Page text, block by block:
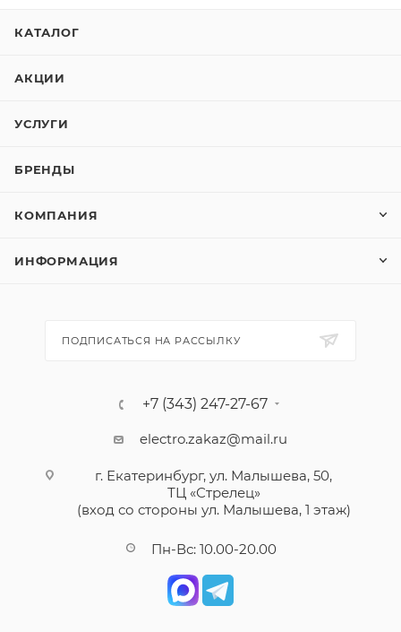
КАТАЛОГ
АКЦИИ
УСЛУГИ
БРЕНДЫ
КОМПАНИЯ
ИНФОРМАЦИЯ
ПОДПИСАТЬСЯ НА РАССЫЛКУ
+7 (343) 247-27-67
electro.zakaz@mail.ru
г. Екатеринбург, ул. Малышева, 50,
ТЦ «Стрелец»
(вход со стороны ул. Малышева, 1 этаж)
Пн-Вс: 10.00-20.00